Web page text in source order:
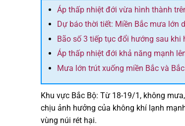
Áp thấp nhiệt đới vừa hình thành
Dự báo thời tiết: Miền Bắc mưa lớn
Bão số 3 tiếp tục đổi hướng sau khi
Áp thấp nhiệt đới khả năng mạnh
Mưa lớn trút xuống miền Bắc và
Khu vực Bắc Bộ: Từ 18-19/1, không
chịu ảnh hưởng của không khí lạnh
vùng núi rét hại.